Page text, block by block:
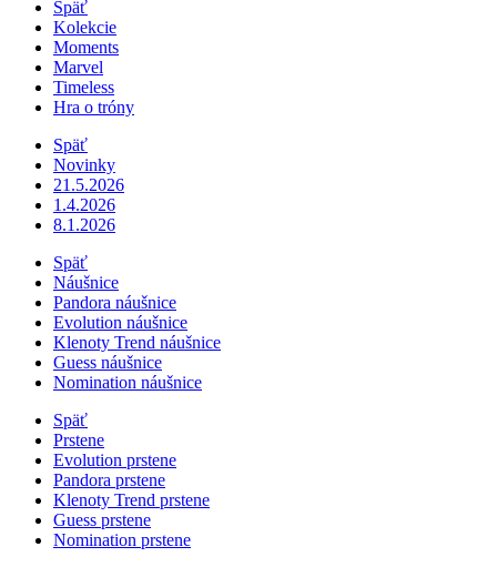
Späť
Kolekcie
Moments
Marvel
Timeless
Hra o tróny
Späť
Novinky
21.5.2026
1.4.2026
8.1.2026
Späť
Náušnice
Pandora náušnice
Evolution náušnice
Klenoty Trend náušnice
Guess náušnice
Nomination náušnice
Späť
Prstene
Evolution prstene
Pandora prstene
Klenoty Trend prstene
Guess prstene
Nomination prstene